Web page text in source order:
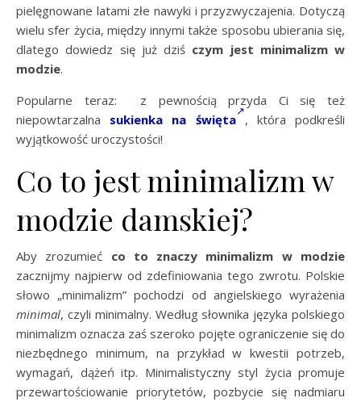
pielęgnowane latami złe nawyki i przyzwyczajenia. Dotyczą
wielu sfer życia, między innymi także sposobu ubierania się,
dlatego dowiedz się już dziś czym jest minimalizm w
modzie.
Popularne teraz: z pewnością przyda Ci się też
niepowtarzalna sukienka na święta
, która podkreśli
wyjątkowość uroczystości!
Co to jest minimalizm w
modzie damskiej?
Aby zrozumieć co to znaczy minimalizm w modzie
zacznijmy najpierw od zdefiniowania tego zwrotu. Polskie
słowo „minimalizm” pochodzi od angielskiego wyrażenia
minimal, czyli minimalny. Według słownika języka polskiego
minimalizm oznacza zaś szeroko pojęte ograniczenie się do
niezbędnego minimum, na przykład w kwestii potrzeb,
wymagań, dążeń itp. Minimalistyczny styl życia promuje
przewartościowanie priorytetów, pozbycie się nadmiaru